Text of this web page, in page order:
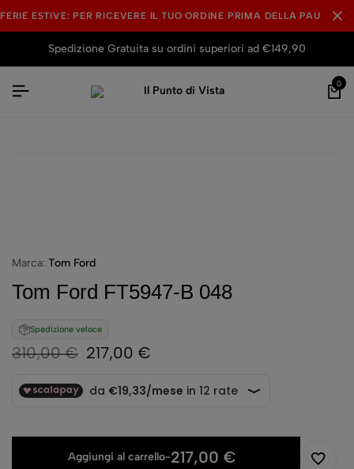
FERIE ESTIVE: PER RICEVERE IL TUO ORDINE PRIMA DELLA PAUSA
Spedizione Gratuita su ordini superiori ad €149,90
0
Marca: Tom Ford
Tom Ford FT5947-B 048
Spedizione veloce
310,00€ 217,00 €
Aggiungi al carrello-217,00 €